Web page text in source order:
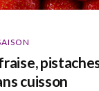
cuisson